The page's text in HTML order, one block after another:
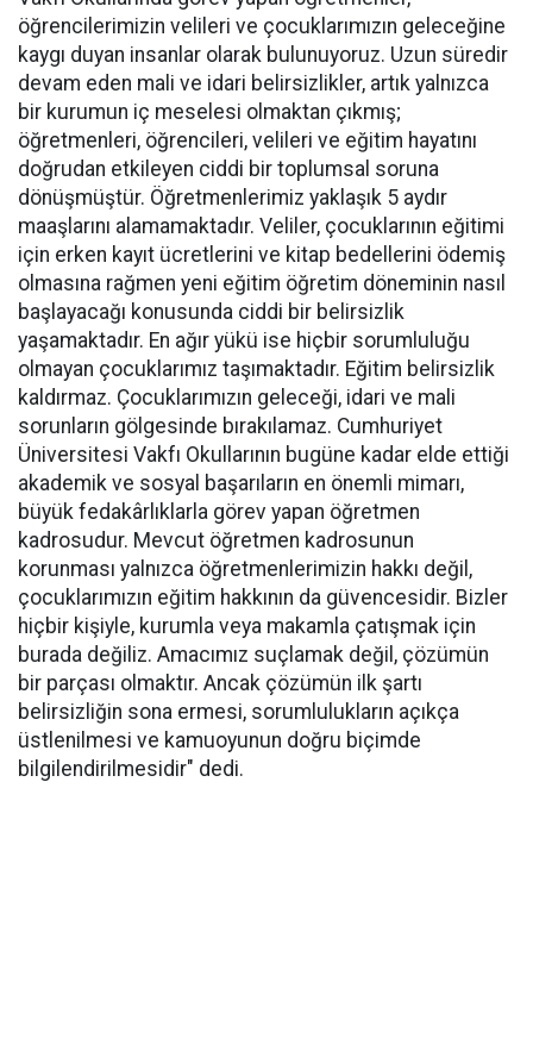
öğrencilerimizin velileri ve çocuklarımızın geleceğine
kaygı duyan insanlar olarak bulunuyoruz. Uzun süredir
devam eden mali ve idari belirsizlikler, artık yalnızca
bir kurumun iç meselesi olmaktan çıkmış;
öğretmenleri, öğrencileri, velileri ve eğitim hayatını
doğrudan etkileyen ciddi bir toplumsal soruna
dönüşmüştür. Öğretmenlerimiz yaklaşık 5 aydır
maaşlarını alamamaktadır. Veliler, çocuklarının eğitimi
için erken kayıt ücretlerini ve kitap bedellerini ödemiş
olmasına rağmen yeni eğitim öğretim döneminin nasıl
başlayacağı konusunda ciddi bir belirsizlik
yaşamaktadır. En ağır yükü ise hiçbir sorumluluğu
olmayan çocuklarımız taşımaktadır. Eğitim belirsizlik
kaldırmaz. Çocuklarımızın geleceği, idari ve mali
sorunların gölgesinde bırakılamaz. Cumhuriyet
Üniversitesi Vakfı Okullarının bugüne kadar elde ettiği
akademik ve sosyal başarıların en önemli mimarı,
büyük fedakârlıklarla görev yapan öğretmen
kadrosudur. Mevcut öğretmen kadrosunun
korunması yalnızca öğretmenlerimizin hakkı değil,
çocuklarımızın eğitim hakkının da güvencesidir. Bizler
hiçbir kişiyle, kurumla veya makamla çatışmak için
burada değiliz. Amacımız suçlamak değil, çözümün
bir parçası olmaktır. Ancak çözümün ilk şartı
belirsizliğin sona ermesi, sorumlulukların açıkça
üstlenilmesi ve kamuoyunun doğru biçimde
bilgilendirilmesidir" dedi.